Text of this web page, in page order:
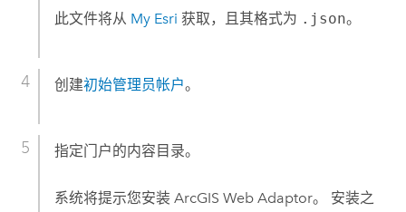
此文件将从 My Esri 获取，且其格式为 .json。
创建初始管理员帐户。
指定门户的内容目录。
系统将提示您安装 ArcGIS Web Adaptor。 安装之